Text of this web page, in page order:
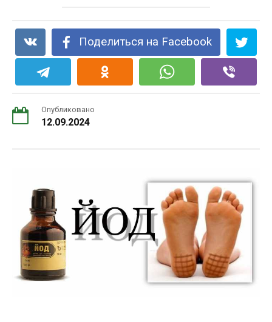
Поделиться на Facebook
Опубликовано
12.09.2024